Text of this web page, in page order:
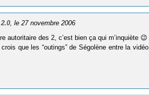
, le 27 novembre 2006
autoritaire des 2, c’est bien ça qui m’inquiète 😉
que les “outings” de Ségolène entre la